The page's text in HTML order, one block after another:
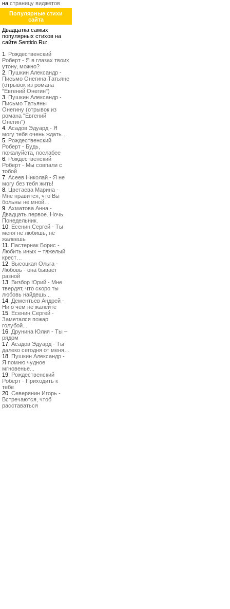
на страницу виджетов
Популярные стихи
сайта
Двадцатка самых
популярных стихов на
сайте Sentido.Ru:
1. Рождественский
Роберт - Я в глазах твоих
утону, можно?
2. Пушкин Александр -
Письмо Онегина Татьяне
(отрывок из романа
"Евгений Онегин")
3. Пушкин Александр -
Письмо Татьяны
Онегину (отрывок из
романа "Евгений
Онегин")
4. Асадов Эдуард - Я
могу тебя очень ждать…
5. Рождественский
Роберт - Будь,
пожалуйста, послабее
6. Рождественский
Роберт - Мы совпали с
тобой
7. Асеев Николай - Я не
могу без тебя жить!
8. Цветаева Марина -
Мне нравится, что Вы
больны не мной…
9. Ахматова Анна -
Двадцать первое. Ночь.
Понедельник.
10. Есенин Сергей - Ты
меня не любишь, не
жалеешь
11. Пастернак Борис -
Любить иных – тяжелый
крест…
12. Высоцкая Ольга -
Любовь - она бывает
разной
13. Визбор Юрий - Мне
твердят, что скоро ты
любовь найдешь...
14. Дементьев Андрей -
Ни о чем не жалейте
15. Есенин Сергей -
Заметался пожар
голубой...
16. Друнина Юлия - Ты –
рядом
17. Асадов Эдуард - Ты
далеко сегодня от меня…
18. Пушкин Александр -
Я помню чудное
мгновенье...
19. Рождественский
Роберт - Приходить к
тебе
20. Северянин Игорь -
Встречаются, чтоб
расставаться